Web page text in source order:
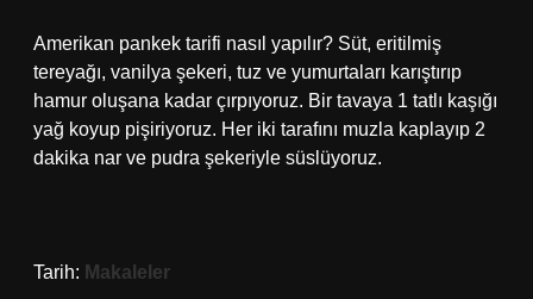
Amerikan pankek tarifi nasıl yapılır? Süt, eritilmiş
tereyağı, vanilya şekeri, tuz ve yumurtaları karıştırıp
hamur oluşana kadar çırpıyoruz. Bir tavaya 1 tatlı kaşığı
yağ koyup pişiriyoruz. Her iki tarafını muzla kaplayıp 2
dakika nar ve pudra şekeriyle süslüyoruz.
Tarih: Makaleler